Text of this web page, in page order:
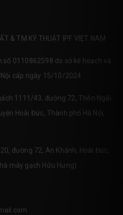
& TM KỸ THUẬT IPF VIỆT NAM
số 0110862598 do sở kế hoạch và
cấp ngày 15/10/2024
1111/43, đường 72, Thôn Ngãi
Hoài Đức, Thành phố Hà Nội,
đường 72, An Khánh, Hoài Đức,
máy gạch Hữu Hưng)